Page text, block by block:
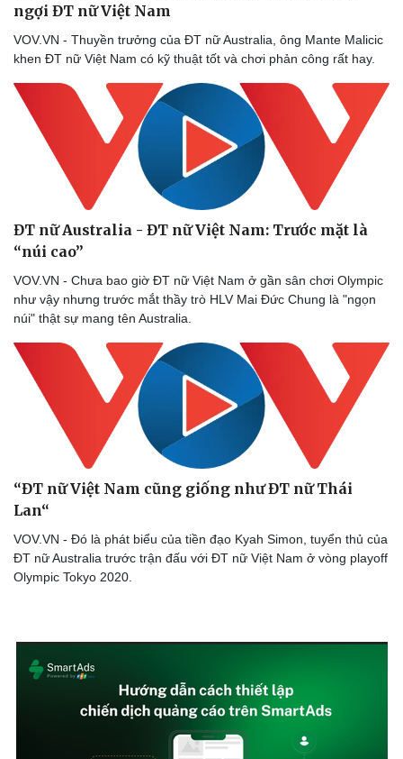
Thông tin doanh nghiệp
Doanh nghiệp 24h
Doanh nhân
Sành điệu
ngợi ĐT nữ Việt Nam
VOV.VN - Thuyền trưởng của ĐT nữ Australia, ông Mante Malicic
khen ĐT nữ Việt Nam có kỹ thuật tốt và chơi phản công rất hay.
ĐT nữ Australia - ĐT nữ Việt Nam: Trước mặt là
“núi cao”
VOV.VN - Chưa bao giờ ĐT nữ Việt Nam ở gần sân chơi Olympic
như vậy nhưng trước mắt thầy trò HLV Mai Đức Chung là "ngọn
núi" thật sự mang tên Australia.
“ĐT nữ Việt Nam cũng giống như ĐT nữ Thái
Lan“
VOV.VN - Đó là phát biểu của tiền đạo Kyah Simon, tuyển thủ của
ĐT nữ Australia trước trận đấu với ĐT nữ Việt Nam ở vòng playoff
Olympic Tokyo 2020.